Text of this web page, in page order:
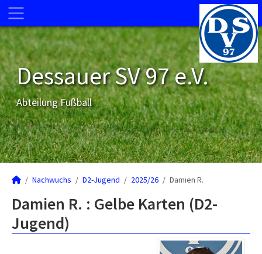
Dessauer SV 97 e.V.
Abteilung Fußball
Nachwuchs D2-Jugend 2025/26 Damien R.
Damien R. : Gelbe Karten (D2-
Jugend)